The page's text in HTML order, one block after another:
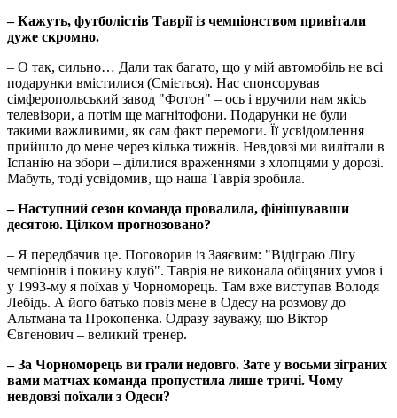
– Кажуть, футболістів Таврії із чемпіонством привітали
дуже скромно.
– О так, сильно… Дали так багато, що у мій автомобіль не всі
подарунки вмістилися (Сміється). Нас спонсорував
сімферопольський завод "Фотон" – ось і вручили нам якісь
телевізори, а потім ще магнітофони. Подарунки не були
такими важливими, як сам факт перемоги. Її усвідомлення
прийшло до мене через кілька тижнів. Невдовзі ми вилітали в
Іспанію на збори – ділилися враженнями з хлопцями у дорозі.
Мабуть, тоді усвідомив, що наша Таврія зробила.
– Наступний сезон команда провалила, фінішувавши
десятою. Цілком прогнозовано?
– Я передбачив це. Поговорив із Заяєвим: "Відіграю Лігу
чемпіонів і покину клуб". Таврія не виконала обіцяних умов і
у 1993-му я поїхав у Чорноморець. Там вже виступав Володя
Лебідь. А його батько повіз мене в Одесу на розмову до
Альтмана та Прокопенка. Одразу зауважу, що Віктор
Євгенович – великий тренер.
– За Чорноморець ви грали недовго. Зате у восьми зіграних
вами матчах команда пропустила лише тричі. Чому
невдовзі поїхали з Одеси?